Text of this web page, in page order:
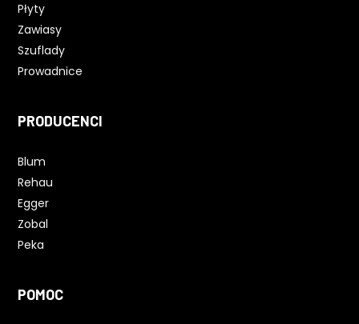
Płyty
Zawiasy
Szuflady
Prowadnice
PRODUCENCI
Blum
Rehau
Egger
Zobal
Peka
POMOC